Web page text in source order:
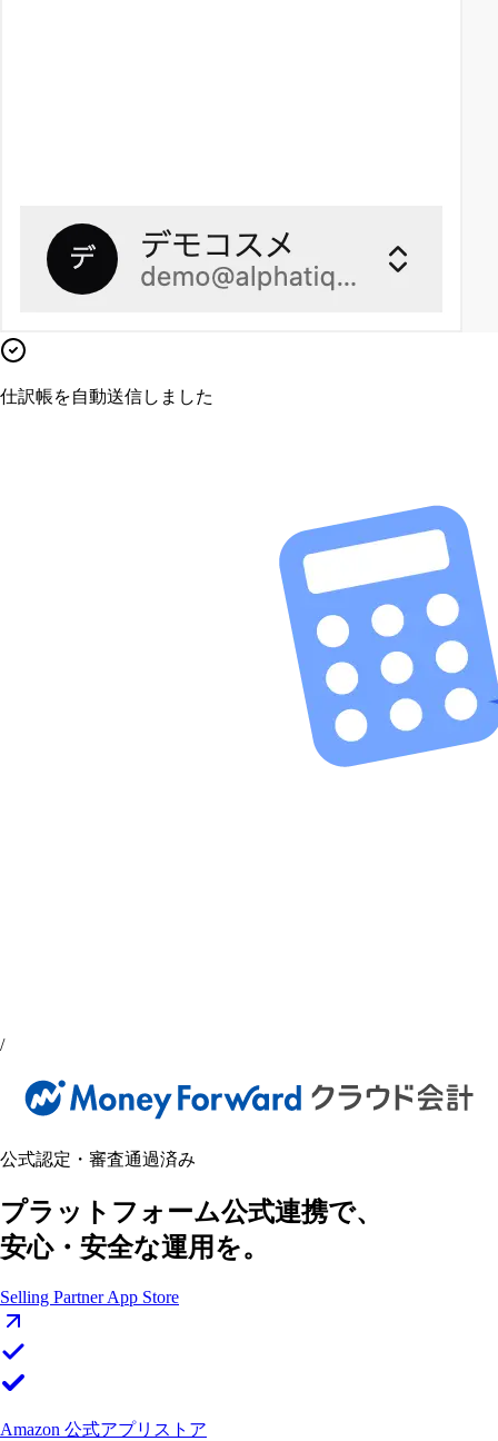
仕訳帳を自動送信しました
/
公式認定・審査通過済み
プラットフォーム公式連携で、
安心・安全な運用を。
Selling Partner App Store
Amazon 公式アプリストア